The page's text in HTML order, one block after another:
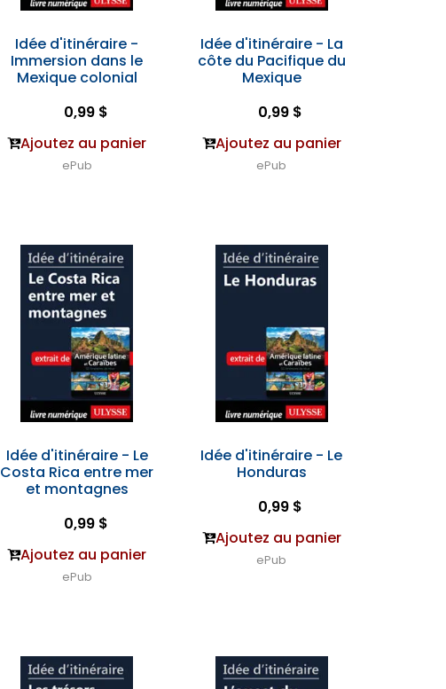
Idée d'itinéraire -
Immersion dans le
Mexique colonial
0,99 $
Ajoutez au panier
ePub
Idée d'itinéraire - La
côte du Pacifique du
Mexique
0,99 $
Ajoutez au panier
ePub
Idée d'itinéraire - Le
Costa Rica entre mer
et montagnes
0,99 $
Ajoutez au panier
ePub
Idée d'itinéraire - Le
Honduras
0,99 $
Ajoutez au panier
ePub